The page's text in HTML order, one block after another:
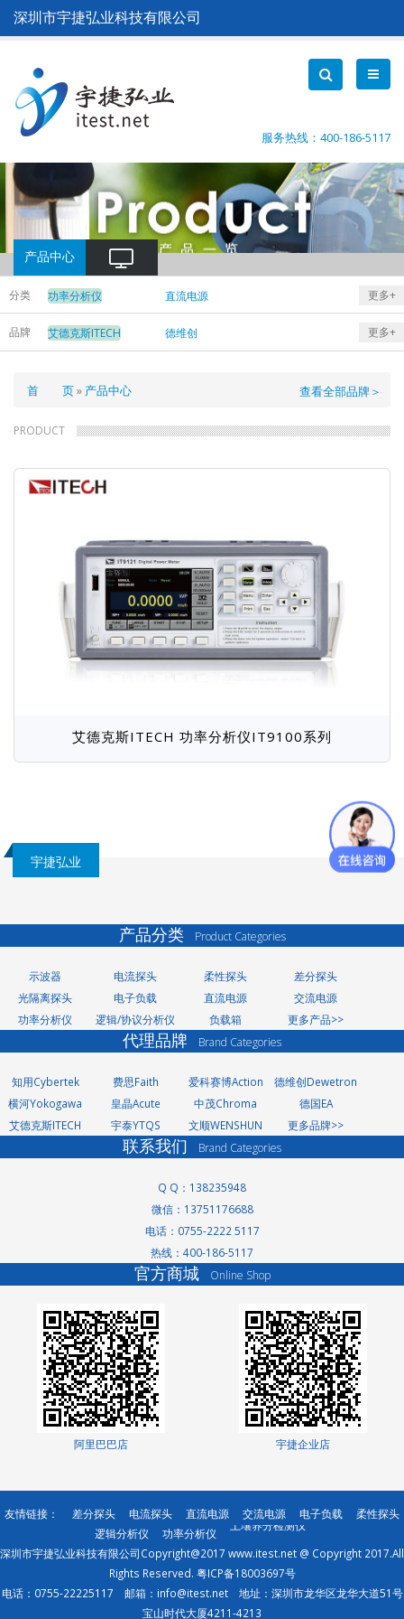
深圳市宇捷弘业科技有限公司
服务热线：400-186-5117
产品中心
分类 功率分析仪
直流电源
交流电源
电子负载
电池内阻测试仪
更多+
品牌 艾德克斯ITECH
德维创
DEWETRON
致远ZLG
更多+
查看全部品牌＞
面
包
屑
首 页 产品中心
PRODUCT
艾德克斯ITECH 功率分析仪IT9100系列
宇捷弘业
产品分类Product Categories
示波器 电流探头 柔性探头
差分探头
光隔离探头
电子负载 直流电源
交流电源
功率分析仪
逻辑/协议分析仪 负载箱 更多产品>>
代理品牌 Brand Categories
知用Cybertek 费思Faith 爱科赛博Action
德维创Dewetron
横河Yokogawa
皇晶Acute 中茂Chroma
德国EA
艾德克斯ITECH
宇泰YTQS 文顺WENSHUN 更多品牌>>
联系我们 Brand Categories
Q Q：138235948
微信：13751176688
电话：0755-2222 5117
热线：400-186-5117
官方商城Online Shop
阿里巴巴店 宇捷企业店
友情链接： 差分探头 电流探头 直流电源 交流电源 电子负载
柔性探头
逻辑分析仪
功率分析仪
洗轮机厂家
景观护栏
网络测试仪
家电玻璃
无轨转弯车
高低温交变湿热试
验箱
分光光度计
土壤养分检测仪
反冲洗过滤器
深圳市宇捷弘业科技有限公司Copyright@2017 www.itest.net @ Copyright 2017.All
Rights Reserved. 粤ICP备18003697号
电话：0755-22225117 邮箱：info@itest.net 地址：深圳市龙华区龙华大道51号
宝山时代大厦4211-4213